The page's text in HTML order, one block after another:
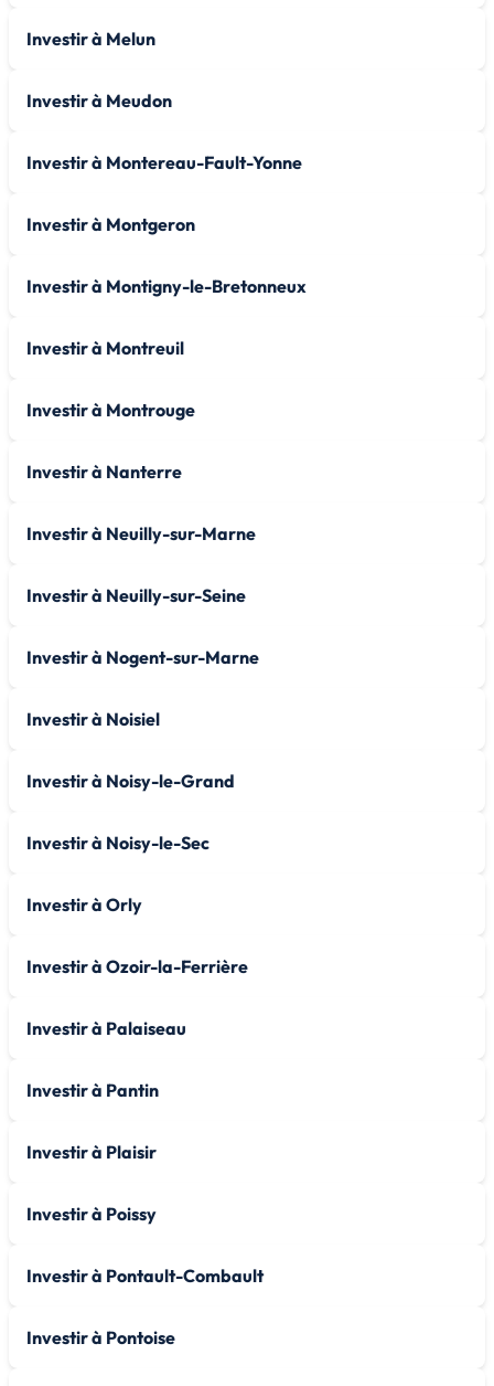
Investir à Melun
Investir à Meudon
Investir à Montereau-Fault-Yonne
Investir à Montgeron
Investir à Montigny-le-Bretonneux
Investir à Montreuil
Investir à Montrouge
Investir à Nanterre
Investir à Neuilly-sur-Marne
Investir à Neuilly-sur-Seine
Investir à Nogent-sur-Marne
Investir à Noisiel
Investir à Noisy-le-Grand
Investir à Noisy-le-Sec
Investir à Orly
Investir à Ozoir-la-Ferrière
Investir à Palaiseau
Investir à Pantin
Investir à Plaisir
Investir à Poissy
Investir à Pontault-Combault
Investir à Pontoise